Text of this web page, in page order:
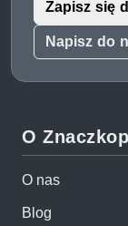
Napisz do
Zapisz się
O
O nas
Blog